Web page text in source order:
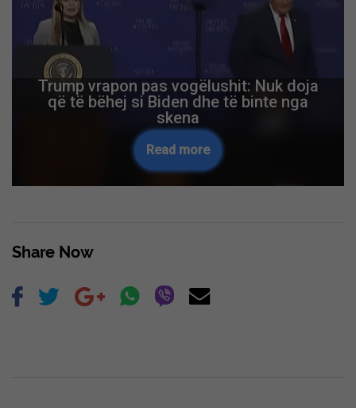
Trump vrapon pas vogëlushit: Nuk doja
që të bëhej si Biden dhe të binte nga
skena
Read more
Share Now